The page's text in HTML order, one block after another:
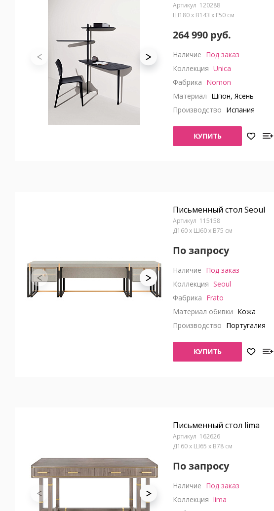
120288
Ш180 x В143 x Г50 см
264 990 руб.
Наличие Под заказ
Коллекция Unica
Фабрика Nomon
Материал Шпон, Ясень
Производство Испания
КУПИТЬ
Письменный стол Seoul
115158
Д160 x Ш60 x В75 см
По запросу
Наличие Под заказ
Коллекция Seoul
Фабрика Frato
Материал обивки Кожа
Производство Португалия
КУПИТЬ
Письменный стол lima
162626
Д160 x Ш65 x В78 см
По запросу
Наличие Под заказ
Коллекция lima